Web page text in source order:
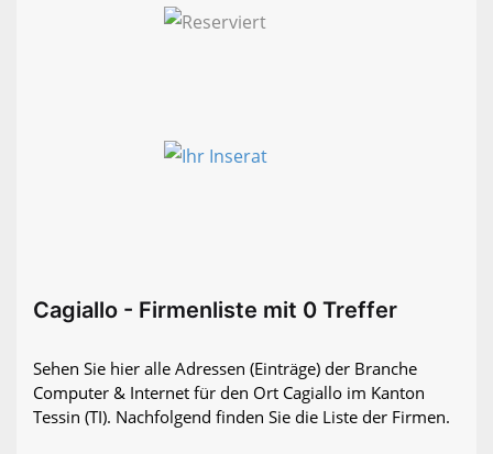
Cagiallo - Firmenliste mit 0 Treffer
Sehen Sie hier alle Adressen (Einträge) der Branche
Computer & Internet für den Ort Cagiallo im Kanton
Tessin (TI). Nachfolgend finden Sie die Liste der Firmen.